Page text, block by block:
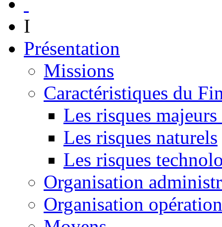
I
Présentation
Missions
Caractéristiques du
Les risques
Les risques naturels
Les risques
Organisation
Organisation